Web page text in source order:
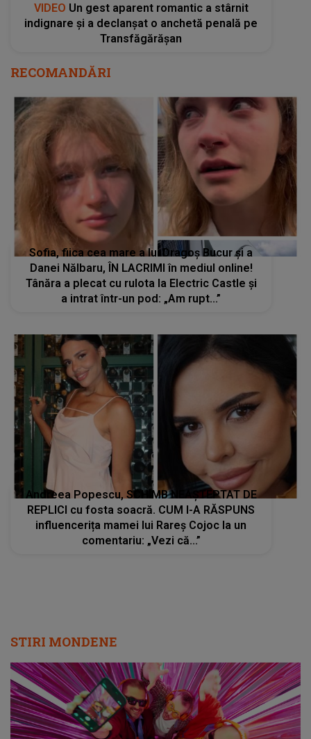
VIDEO Un gest aparent romantic a stârnit
indignare și a declanșat o anchetă penală pe
Transfăgărășan
RECOMANDĂRI
Sofia, fiica cea mare a lui Dragoș Bucur și a
Danei Nălbaru, ÎN LACRIMI în mediul online!
Tânăra a plecat cu rulota la Electric Castle și
a intrat într-un pod: „Am rupt...”
Andreea Popescu, SCHIMB NEAȘTEPTAT DE
REPLICI cu fosta soacră. CUM I-A RĂSPUNS
influencerița mamei lui Rareș Cojoc la un
comentariu: „Vezi că...”
STIRI MONDENE